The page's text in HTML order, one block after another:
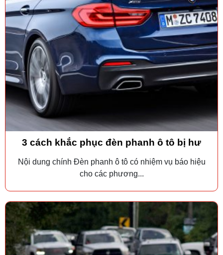
3 cách khắc phục đèn phanh ô tô bị hư
Nội dung chính Đèn phanh ô tô có nhiệm vụ báo hiệu
cho các phương...